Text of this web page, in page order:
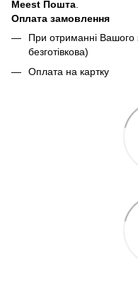
Meest Пошта
Оплата замовлення
При отриманні Вашого
безготівкова)
Оплата на картку